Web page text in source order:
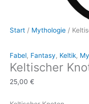
Start / Mythologie /
Fabel, Fantasy, Keltik,
Keltischer
25,00 €